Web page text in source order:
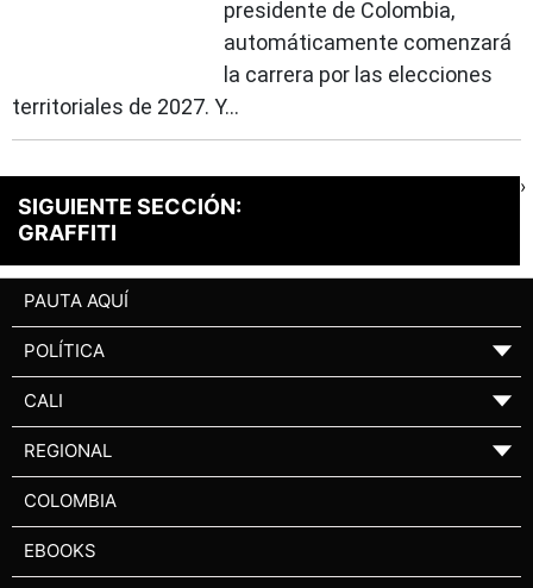
presidente de Colombia,
automáticamente comenzará
la carrera por las elecciones
territoriales de 2027. Y...
SIGUIENTE SECCIÓN:
GRAFFITI
›
PAUTA AQUÍ
POLÍTICA ▼
CALI ▼
REGIONAL ▼
COLOMBIA
EBOOKS